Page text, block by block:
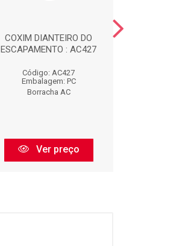
COXIM DIANTEIRO DO
ESCAPAMENTO : AC427
Código: AC427
Embalagem: PC
Borracha AC
Ver preço